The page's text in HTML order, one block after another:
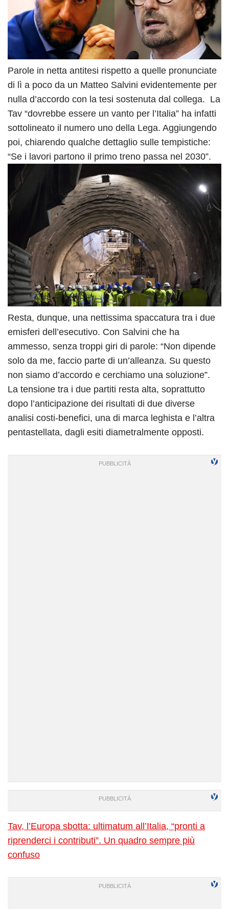
Parole in netta antitesi rispetto a quelle pronunciate
di lì a poco da un Matteo Salvini evidentemente per
nulla d’accordo con la tesi sostenuta dal collega. La
Tav “dovrebbe essere un vanto per l’Italia” ha infatti
sottolineato il numero uno della Lega. Aggiungendo
poi, chiarendo qualche dettaglio sulle tempistiche:
“Se i lavori partono il primo treno passa nel 2030”.
Resta, dunque, una nettissima spaccatura tra i due
emisferi dell’esecutivo. Con Salvini che ha
ammesso, senza troppi giri di parole: “Non dipende
solo da me, faccio parte di un’alleanza. Su questo
non siamo d’accordo e cerchiamo una soluzione”.
La tensione tra i due partiti resta alta, soprattutto
dopo l’anticipazione dei risultati di due diverse
analisi costi-benefici, una di marca leghista e l’altra
pentastellata, dagli esiti diametralmente opposti.
Tav, l’Europa sbotta: ultimatum all’Italia, “pronti a
riprenderci i contributi”. Un quadro sempre più
confuso